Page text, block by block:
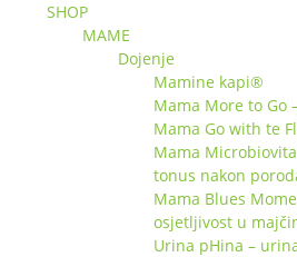
SHOP
MAME
Dojenje
Mamine kapi®
Mama More to Go
Mama Go with te
Mama
tonus nakon
Mama Blues
osjetljivost u
Urina pHina –